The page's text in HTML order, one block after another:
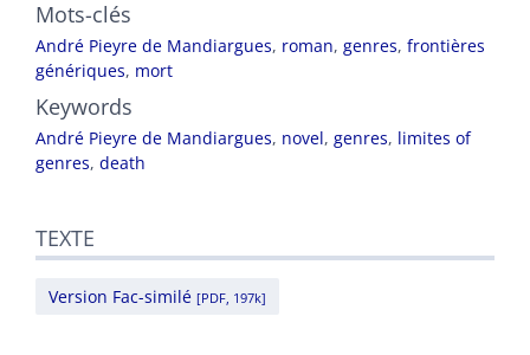
Mots-clés
André Pieyre de Mandiargues, roman, genres, frontières
génériques, mort
Keywords
André Pieyre de Mandiargues, novel, genres, limites of
genres, death
TEXTE
Version Fac-similé [PDF, 197k]